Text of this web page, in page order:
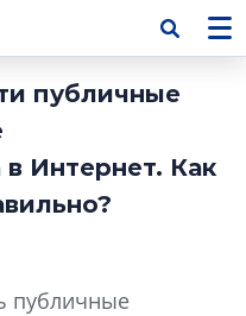
публичные
в Интернет. Как
публичные